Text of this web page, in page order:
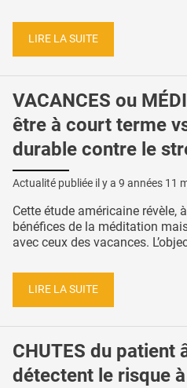
LIRE LA SUITE
VACANCES ou
être à court terme
durable contre le
Actualité publiée il y a 9 années 11
Cette étude américaine révèle,
bénéfices de la méditation
avec ceux des vacances.
LIRE LA SUITE
CHUTES du patient
détectent le risque